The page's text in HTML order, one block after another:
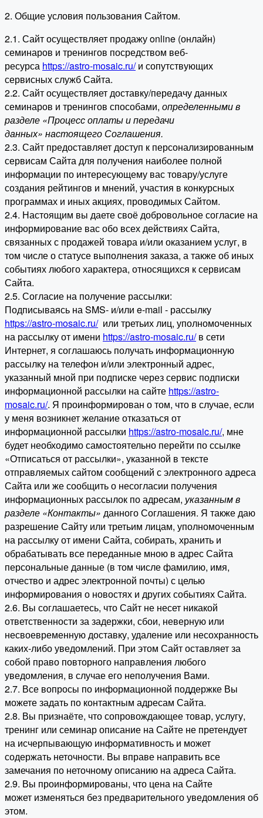
2. Общие условия пользования Сайтом.
2.1. Сайт осуществляет продажу online (онлайн)
семинаров и тренингов посредством веб-
ресурса https://astro-mosaic.ru/и сопутствующих
сервисных служб Сайта.
2.2. Сайт осуществляет доставку/передачу данных
семинаров и тренингов способами, определенными в
разделе «Процесс оплаты и передачи
данных» настоящего Соглашения.
2.3. Сайт предоставляет доступ к персонализированным
сервисам Сайта для получения наиболее полной
информации по интересующему вас товару/услуге
создания рейтингов и мнений, участия в конкурсных
программах и иных акциях, проводимых Сайтом.
2.4. Настоящим вы даете своё добровольное согласие на
информирование вас обо всех действиях Сайта,
связанных с продажей товара и/или оказанием услуг, в
том числе о статусе выполнения заказа, а также об иных
событиях любого характера, относящихся к сервисам
Сайта.
2.5. Согласие на получение рассылки:
Подписываясь на SMS- и/или e-mail - рассылку
https://astro-mosaic.ru/или третьих лиц, уполномоченных
на рассылку от имени https://astro-mosaic.ru/в сети
Интернет, я соглашаюсь получать информационную
рассылку на телефон и/или электронный адрес,
указанный мной при подписке через сервис подписки
информационной рассылки на сайте https://astro-
mosaic.ru/. Я проинформирован о том, что в случае, если
у меня возникнет желание отказаться от
информационной рассылки https://astro-mosaic.ru/, мне
будет необходимо самостоятельно перейти по ссылке
«Отписаться от рассылки», указанной в тексте
отправляемых сайтом сообщений с электронного адреса
Сайта или же сообщить о несогласии получения
информационных рассылок по адресам, указанным в
разделе «Контакты» данного Соглашения. Я также даю
разрешение Сайту или третьим лицам, уполномоченным
на рассылку от имени Сайта, собирать, хранить и
обрабатывать все переданные мною в адрес Сайта
персональные данные (в том числе фамилию, имя,
отчество и адрес электронной почты) с целью
информирования о новостях и других событиях Сайта.
2.6. Вы соглашаетесь, что Сайт не несет никакой
ответственности за задержки, сбои, неверную или
несвоевременную доставку, удаление или несохранность
каких-либо уведомлений. При этом Сайт оставляет за
собой право повторного направления любого
уведомления, в случае его неполучения Вами.
2.7. Все вопросы по информационной поддержке Вы
можете задать по контактным адресам Сайта.
2.8. Вы признаёте, что сопровождающее товар, услугу,
тренинг или семинар описание на Сайте не претендует
на исчерпывающую информативность и может
содержать неточности. Вы вправе направить все
замечания по неточному описанию на адреса Сайта.
2.9. Вы проинформированы, что цена на Сайте
может изменяться без предварительного уведомления об
этом.